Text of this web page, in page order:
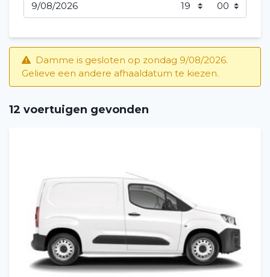
Damme is gesloten op zondag 9/08/2026.
Gelieve een andere afhaaldatum te kiezen.
12 voertuigen gevonden